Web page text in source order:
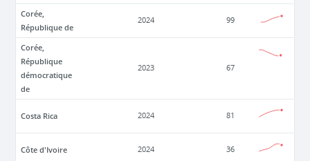
Corée,
République de
2024 99
Corée,
République
démocratique
de
2023 67
Costa Rica 2024 81
Côte d'Ivoire 2024 36